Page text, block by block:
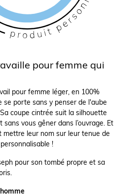
pour femme qui
pour femme léger, en 100%
se porte sans y penser de l'aube
coupe cintrée suit la silhouette
vous gêner dans l’ouvrage. Et
mettre leur nom sur leur tenue de
!
pour son tombé propre et sa